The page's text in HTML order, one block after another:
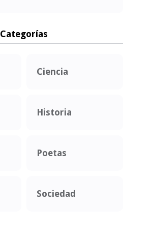
Categorías
Ciencia
Historia
Poetas
Sociedad